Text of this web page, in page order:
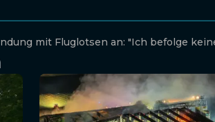
mit Fluglotsen an: "Ich befolge